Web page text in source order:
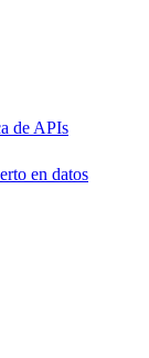
de APIs
en datos